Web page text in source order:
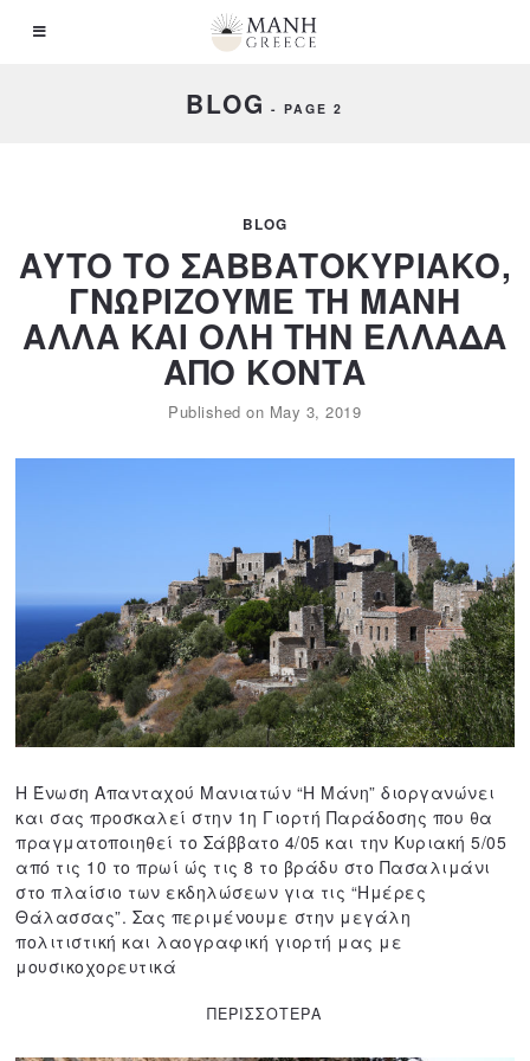
BLOG - PAGE 2
BLOG
ΑΥΤΟ ΤΟ ΣΑΒΒΑΤΟΚΥΡΙΑΚΟ,
ΓΝΩΡΙΖΟΥΜΕ ΤΗ ΜΑΝΗ
ΑΛΛΑ ΚΑΙ ΟΛΗ ΤΗΝ ΕΛΛΑΔΑ
ΑΠΟ ΚΟΝΤΑ
Published on May 3, 2019
r
,
2
0
2
0
Η Ένωση Απανταχού Μανιατών “Η Μάνη” διοργανώνει
και σας προσκαλεί στην 1η Γιορτή Παράδοσης που θα
πραγματοποιηθεί το Σάββατο 4/05 και την Κυριακή 5/05
από τις 10 το πρωί ώς τις 8 το βράδυ στο Πασαλιμάνι
στο πλαίσιο των εκδηλώσεων για τις “Ημέρες
Θάλασσας”. Σας περιμένουμε στην μεγάλη
πολιτιστική και λαογραφική γιορτή μας με
μουσικοχορευτικά
ΠΕΡΙΣΣΟΤΕΡΑ